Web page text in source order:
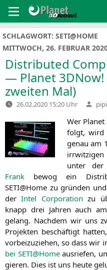
Inhalt
springen
SCHLAGWORT: SETI@HOME
MITTWOCH, 26. FEBRUAR
Distributed
— Planet
zweiten Mal)
26.02.2020 15:20 Uhr
von
Wer
folgt, wird
genau am
unter der
Frank bewog ein
SETI@Home zu grün­den
derIntel Cor­po­ra­ti­on zu
knapp drei Jah­ren auch
gelang. Nach­dem wir uns
Pro­jek­ten beschäf­tigt
vor­bei­zu­zie­hen, so dass wir
bei SETI@Homeaus­rie­fen,
gie­ren. Dies ist uns heu­te